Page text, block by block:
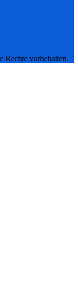
vorbehalten.